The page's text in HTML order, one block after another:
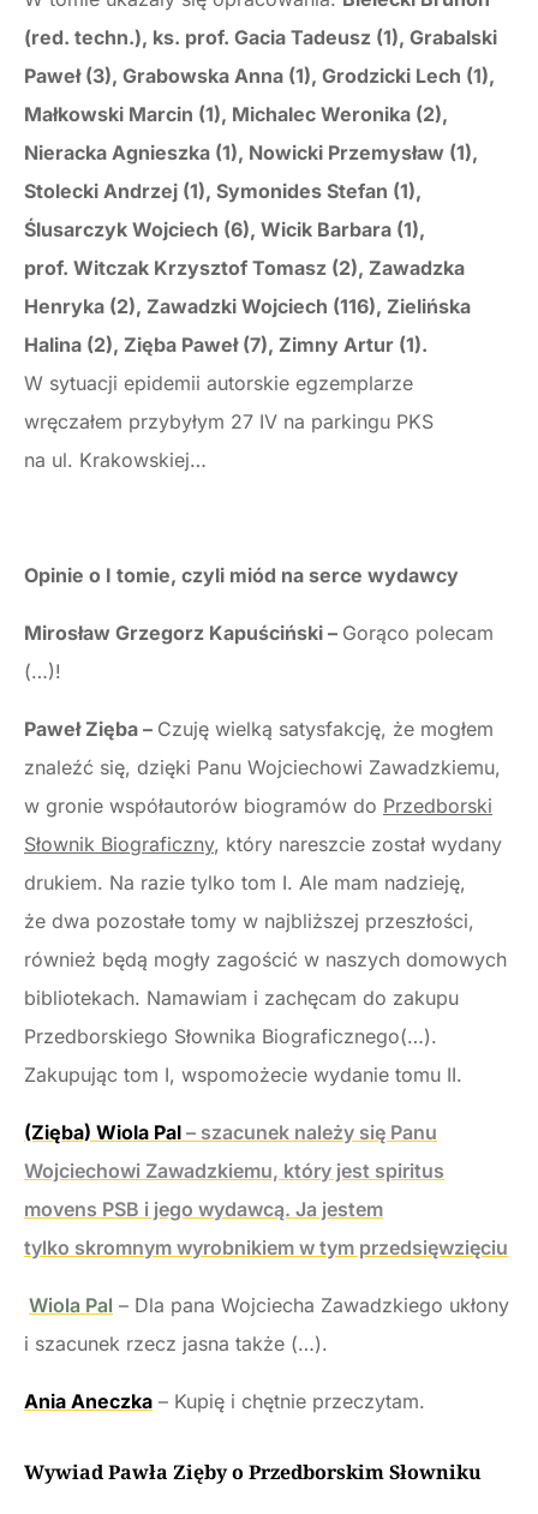
(red. techn.), ks. prof. Gacia Tadeusz (1), Grabalski
Paweł (3), Grabowska Anna (1), Grodzicki Lech (1),
Małkowski Marcin (1), Michalec Weronika (2),
Nieracka Agnieszka (1), Nowicki Przemysław (1),
Stolecki Andrzej (1), Symonides Stefan (1),
Ślusarczyk Wojciech (6), Wicik Barbara (1),
prof. Witczak Krzysztof Tomasz (2), Zawadzka
Henryka (2), Zawadzki Wojciech (116), Zielińska
Halina (2), Zięba Paweł (7), Zimny Artur (1).
W sytuacji epidemii autorskie egzemplarze
wręczałem przybyłym 27 IV na parkingu PKS
na ul. Krakowskiej…
Opinie o I tomie, czyli miód na serce wydawcy
Mirosław Grzegorz Kapuściński – Gorąco polecam
(…)!
Paweł Zięba – Czuję wielką satysfakcję, że mogłem
znaleźć się, dzięki Panu Wojciechowi Zawadzkiemu,
w gronie współautorów biogramów do Przedborski
Słownik Biograficzny, który nareszcie został wydany
drukiem. Na razie tylko tom I. Ale mam nadzieję,
że dwa pozostałe tomy w najbliższej przeszłości,
również będą mogły zagościć w naszych domowych
bibliotekach. Namawiam i zachęcam do zakupu
Przedborskiego Słownika Biograficznego(…).
Zakupując tom I, wspomożecie wydanie tomu II.
(Zięba) Wiola Pal – szacunek należy się Panu
Wojciechowi Zawadzkiemu, który jest spiritus
movens PSB i jego wydawcą. Ja jestem
tylko skromnym wyrobnikiem w tym przedsięwzięciu
Wiola Pal – Dla pana Wojciecha Zawadzkiego ukłony
i szacunek rzecz jasna także (…).
Ania Aneczka – Kupię i chętnie przeczytam.
Wywiad Pawła Zięby o Przedborskim Słowniku